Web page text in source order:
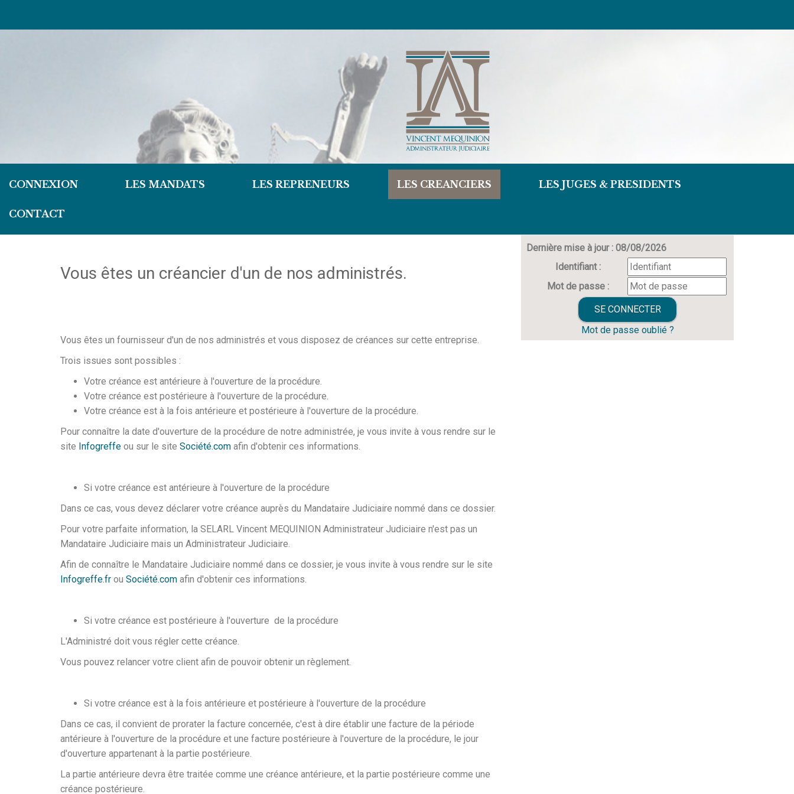
CONNEXION LES MANDATS LES REPRENEURS LES CREANCIERS LES JUGES & PRESIDENTS
CONTACT
Vous êtes un créancier d'un de nos administrés.
Vous êtes un fournisseur d'un de nos administrés et vous disposez de créances sur cette entreprise.
Trois issues sont possibles :
Votre créance est antérieure à l'ouverture de la procédure.
Votre créance est postérieure à l'ouverture de la procédure.
Votre créance est à la fois antérieure et postérieure à l'ouverture de la procédure.
Pour connaître la date d'ouverture de la procédure de notre administrée, je vous invite à vous rendre sur le
site Infogreffe ou sur le site Société.com afin d'obtenir ces informations.
Si votre créance est antérieure à l'ouverture de la procédure
Dans ce cas, vous devez déclarer votre créance auprès du Mandataire Judiciaire nommé dans ce dossier.
Pour votre parfaite information, la SELARL Vincent MEQUINION Administrateur Judiciaire n'est pas un
Mandataire Judiciaire mais un Administrateur Judiciaire.
Afin de connaître le Mandataire Judiciaire nommé dans ce dossier, je vous invite à vous rendre sur le site
Infogreffe.fr ou Société.com afin d'obtenir ces informations.
Si votre créance est postérieure à l'ouverture de la procédure
L'Administré doit vous régler cette créance.
Vous pouvez relancer votre client afin de pouvoir obtenir un règlement.
Si votre créance est à la fois antérieure et postérieure à l'ouverture de la procédure
Dans ce cas, il convient de prorater la facture concernée, c'est à dire établir une facture de la période
antérieure à l'ouverture de la procédure et une facture postérieure à l'ouverture de la procédure, le jour
d'ouverture appartenant à la partie postérieure.
La partie antérieure devra être traitée comme une créance antérieure, et la partie postérieure comme une
créance postérieure.
Dernière mise à jour : 08/08/2026
Identifiant :
Mot de passe :
Mot de passe oublié ?